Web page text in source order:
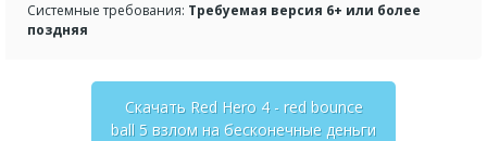
Системные требования: Требуемая версия 6+ или более
поздняя
Скачать Red Hero 4 - red bounce
ball 5 взлом на бесконечные деньги